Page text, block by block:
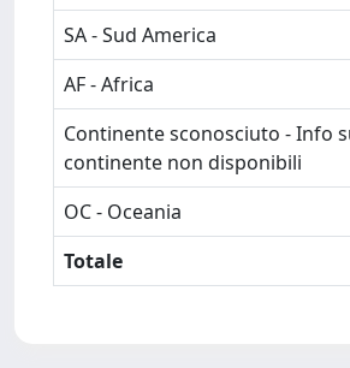
SA - Sud America
AF - Africa
Continente sconosciuto - Info
continente non disponibili
OC - Oceania
Totale